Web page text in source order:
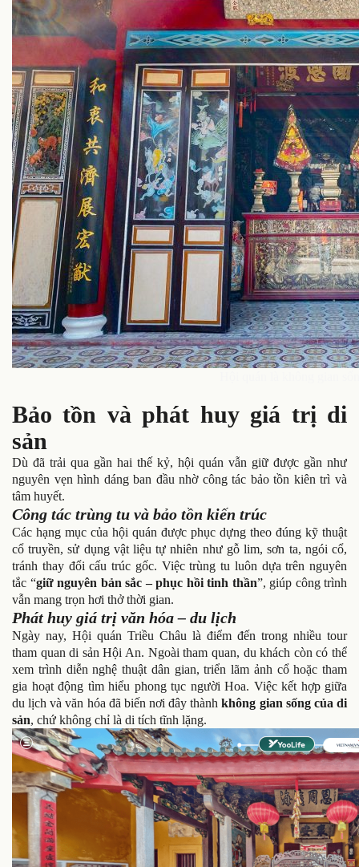
Bảo tồn và phát huy giá trị di
sản
Dù đã trải qua gần hai thế kỷ, hội quán vẫn giữ được gần như
nguyên vẹn hình dáng ban đầu nhờ công tác bảo tồn kiên trì và
tâm huyết.
Công tác trùng tu và bảo tồn kiến trúc
Các hạng mục của hội quán được phục dựng theo đúng kỹ thuật
cổ truyền, sử dụng vật liệu tự nhiên như gỗ lim, sơn ta, ngói cổ,
tránh thay đổi cấu trúc gốc. Việc trùng tu luôn dựa trên nguyên
tắc “giữ nguyên bản sắc – phục hồi tinh thần”, giúp công trình
vẫn mang trọn hơi thở thời gian.
Phát huy giá trị văn hóa – du lịch
Ngày nay, Hội quán Triều Châu là điểm đến trong nhiều tour
tham quan di sản Hội An. Ngoài tham quan, du khách còn có thể
xem trình diễn nghệ thuật dân gian, triển lãm ảnh cổ hoặc tham
gia hoạt động tìm hiểu phong tục người Hoa. Việc kết hợp giữa
du lịch và văn hóa đã biến nơi đây thànhkhông gian sống của di
sản, chứ không chỉ là di tích tĩnh lặng.